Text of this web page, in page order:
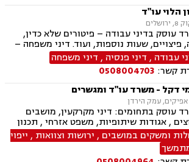
הלוי עו"ד
עוסק בדיני עבודה – פיטורים שלא כדין,
פיצויים, שעות נוספות, ועוד. דיני משפחה –
משמורת, הסדרי ראייה, מזונות, ועוד.
עבודה , דיני פנסיה , דיני משפחה
קשר: 0508004703
דקל - משרד עו"ד ומגשרים
אפיקים, עמק הירדן
עוסק בתחומים: דיני מקרקעין, מושבים
, אגודות שיתופיות, משפט אזרחי , תכנון
ירושות וצוואות, ייפוי כוח מתמשך, מסחר
בתים משותפים, דיני עבודה, דיני חברות,
פרעון, ליווי עסקי, נזיקין, נזקי גוף, חקלאי-
ומשקים במושבים , ירושות וצוואות , ייפוי